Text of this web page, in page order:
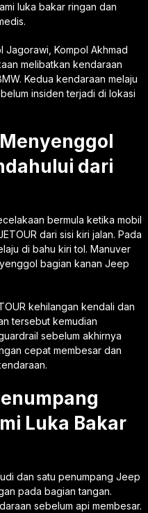
luka bakar ringan dan
Jagorawi, Kompol Akhmad
melibatkan kendaraan
Kedua kendaraan melaju
insiden terjadi di lokasi
dari
bermula ketika mobil
dari sisi kiri jalan. Pada
di bahu kiri tol. Manuver
bagian kanan Jeep
kehilangan kendali dan
tersebut kemudian
sebelum akhirnya
cepat membesar dan
Luka Bakar
dan satu penumpang Jeep
pada bagian tangan.
sebelum api membesar.